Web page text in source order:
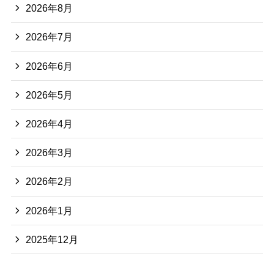
2026年8月
2026年7月
2026年6月
2026年5月
2026年4月
2026年3月
2026年2月
2026年1月
2025年12月